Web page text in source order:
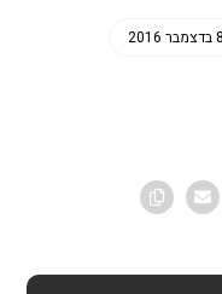
8 בדצמבר 2016